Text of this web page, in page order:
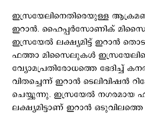
ഇസ്രയേലിനെതിരെയുള്ള
ഇറാന്‍. ഹൈപ്പര്‍സോണിക്
ഇസ്രയേല്‍ ലക്ഷ്യമിട്ട് ഇറാന്‍
ഫത്താ മിസൈലുകള്‍
വ്യോമപ്രതിരോധത്തെ ഭേദിച്ച്
വിതച്ചെന്ന് ഇറാന്‍ ടെലിവിഷന്‍
ചെയ്യുന്നു. ഇസ്രയേല്‍ നഗരമായ
ലക്ഷ്യമിട്ടാണ് ഇറാന്‍